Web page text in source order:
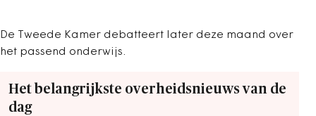
De Tweede Kamer debatteert later deze maand over
het passend onderwijs.
Het belangrijkste overheidsnieuws van de
dag